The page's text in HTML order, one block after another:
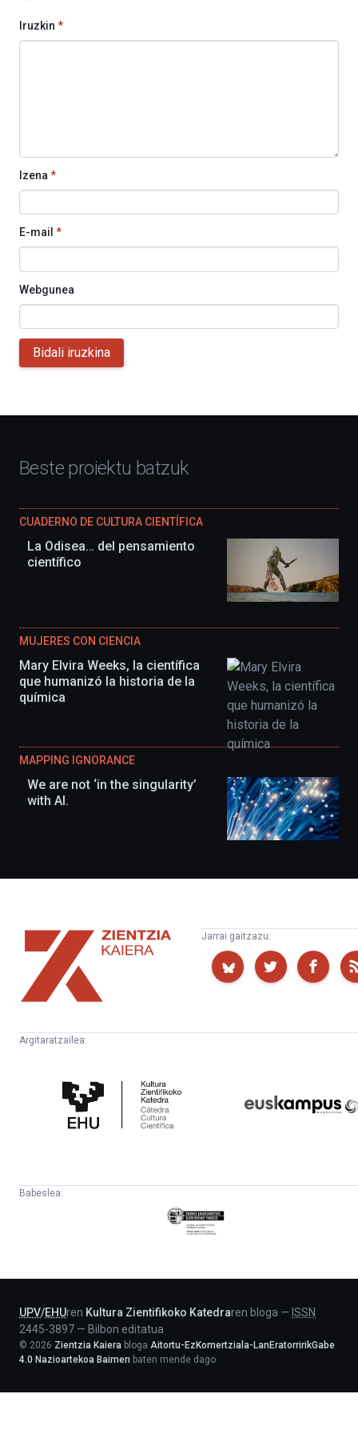
Iruzkin *
Izena *
E-mail *
Webgunea
Bidali iruzkina
Beste proiektu batzuk
CUADERNO DE CULTURA CIENTÍFICA
La Odisea… del pensamiento
científico
MUJERES CON CIENCIA
Mary Elvira Weeks, la científica
que humanizó la historia de la
química
MAPPING IGNORANCE
We are not ‘in the singularity’
with AI.
Zientzia
Kaiera
Jarrai gaitzazu:
Argitaratzailea:
Zientifikoko
Katedra
Babeslea:
Eusko
Jaurlaritza
UPV/EHUren Kultura Zientifikoko Katedraren bloga — ISSN
2445-3897 — Bilbon editatua
© 2026 Zientzia Kaiera bloga Aitortu-EzKomertziala-LanEratorririkGabe
4.0 Nazioartekoa Baimen baten mende dago